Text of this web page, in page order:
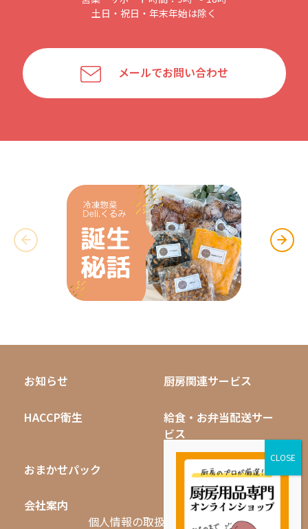
土日・祝日・年末年始は除く
メールでお問い合わせ
お知らせ 厨房関連サービス
HACCP衛生
給食・お弁当配送サー
ビス
おまかせパック 無料キャンペーン
会社案内
採用情報
個人情報の取扱いについて